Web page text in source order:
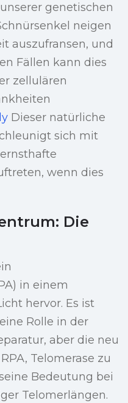
genetischen
neigen
auszufransen, und
Fällen kann dies
zellulären
Dieser natürliche
sich mit
wenn dies
Die
in einem
hervor. Es ist
Rolle in der
aber die neu
Telomerase zu
Bedeutung bei
Telomerlängen.